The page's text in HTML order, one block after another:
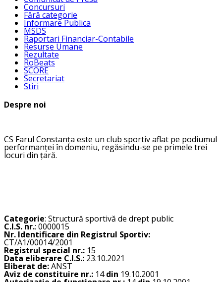
Concursuri
Fără categorie
Informare Publica
MSDS
Raportari Financiar-Contabile
Resurse Umane
Rezultate
RoBeats
SCORE
Secretariat
Stiri
Despre noi
CS Farul Constanța este un club sportiv aflat pe podiumul
performanței în domeniu, regăsindu-se pe primele trei
locuri din țară.
Categorie: Structură sportivă de drept public
C.I.S. nr.: 0000015
Nr. Identificare din Registrul Sportiv:
CT/A1/00014/2001
Registrul special nr.: 15
Data eliberare C.I.S.: 23.10.2021
Eliberat de:ANST
Aviz de constituire nr.: 14din 19.10.2001